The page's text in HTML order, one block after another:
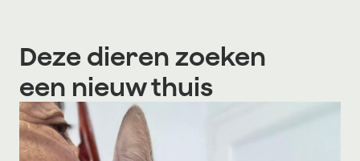
Deze dieren zoeken
een nieuw thuis